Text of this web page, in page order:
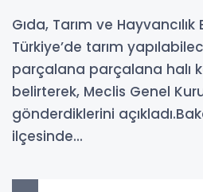
Gıda, Tarım ve
Türkiye’de tarım
parçalana parçalana halı
belirterek, Meclis Genel
gönderdiklerini
ilçesinde...